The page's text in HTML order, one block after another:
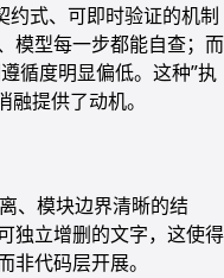
约式、可即时验证的机制
模型每一步都能自查；而
循度明显偏低。这种”执
提供了动机。
、模块边界清晰的结
独立增删的文字，这使得
代码层开展。